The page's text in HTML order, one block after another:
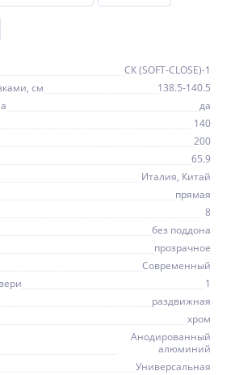
СК (SOFT-CLOSE)-1
см
138.5-140.5
да
140
200
65.9
Италия, Китай
прямая
8
без поддона
прозрачное
Современный
1
раздвижная
хром
Анодированный
алюминий
Универсальная